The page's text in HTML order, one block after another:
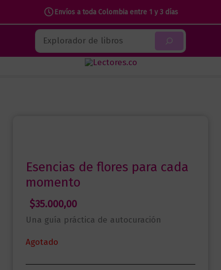
Envíos a toda Colombia entre 1 y 3 días
contenido
Buscar
Esencias de flores para cada
momento
$35.000,00
Una guía práctica de autocuración
Agotado